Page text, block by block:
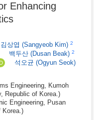
Enhancing
김상엽 (Sangyeob Kim) 2
백두산 (Dusan Beak) 2
석오균 (Ogyun Seok)
Engineering, Kumoh
Republic of Korea.)
Engineering, Pusan
Korea.)